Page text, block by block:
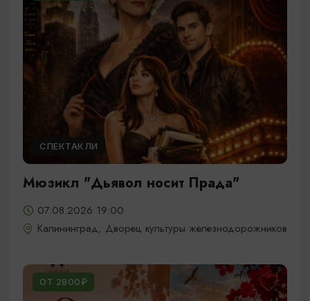
СПЕКТАКЛИ
Мюзикл "Дьявол носит Прада"
07.08.2026 19:00
Калининград, Дворец культуры железнодорожников
ОТ 2800₽